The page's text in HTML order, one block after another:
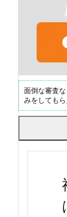
面倒な審査
みをしても